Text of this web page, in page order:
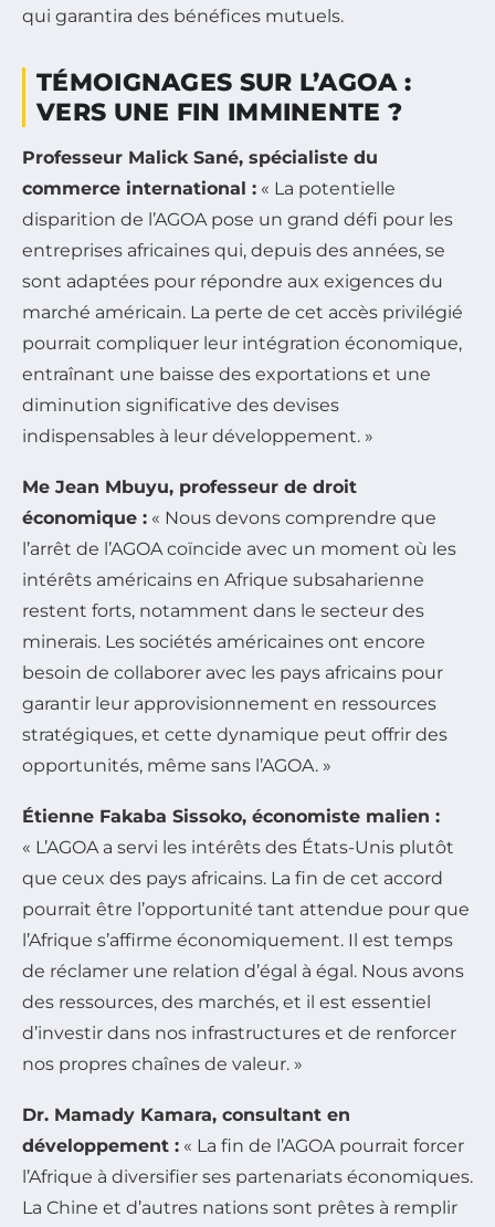
qui garantira des bénéfices mutuels.
TÉMOIGNAGES SUR L’AGOA :
VERS UNE FIN IMMINENTE ?
Professeur Malick Sané, spécialiste du
commerce international : « La potentielle
disparition de l’AGOA pose un grand défi pour les
entreprises africaines qui, depuis des années, se
sont adaptées pour répondre aux exigences du
marché américain. La perte de cet accès privilégié
pourrait compliquer leur intégration économique,
entraînant une baisse des exportations et une
diminution significative des devises
indispensables à leur développement. »
Me Jean Mbuyu, professeur de droit
économique : « Nous devons comprendre que
l’arrêt de l’AGOA coïncide avec un moment où les
intérêts américains en Afrique subsaharienne
restent forts, notamment dans le secteur des
minerais. Les sociétés américaines ont encore
besoin de collaborer avec les pays africains pour
garantir leur approvisionnement en ressources
stratégiques, et cette dynamique peut offrir des
opportunités, même sans l’AGOA. »
Étienne Fakaba Sissoko, économiste malien :
« L’AGOA a servi les intérêts des États-Unis plutôt
que ceux des pays africains. La fin de cet accord
pourrait être l’opportunité tant attendue pour que
l’Afrique s’affirme économiquement. Il est temps
de réclamer une relation d’égal à égal. Nous avons
des ressources, des marchés, et il est essentiel
d’investir dans nos infrastructures et de renforcer
nos propres chaînes de valeur. »
Dr. Mamady Kamara, consultant en
développement : « La fin de l’AGOA pourrait forcer
l’Afrique à diversifier ses partenariats économiques.
La Chine et d’autres nations sont prêtes à remplir